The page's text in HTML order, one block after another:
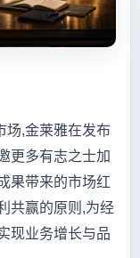
场,金莱雅在发布
更多有志之士加
果带来的市场红
共赢的原则,为经
现业务增长与品